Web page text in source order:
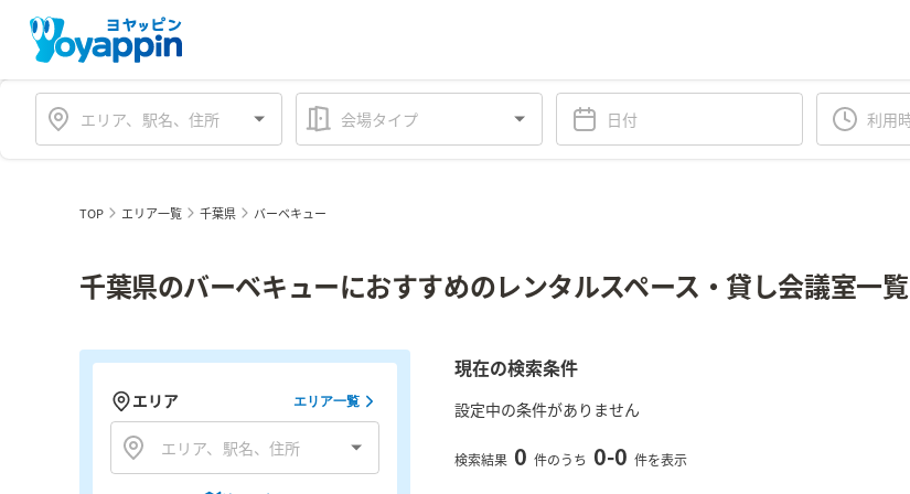
会場タイプ
TOP エリア一覧 千葉県 バーベキュー
千葉県のバーベキューにおすすめのレンタルスペース・貸し会議室一覧
現在の検索条件
設定中の条件がありません
検索結果 0 件のうち 0-0 件を表示
エリア エリア一覧